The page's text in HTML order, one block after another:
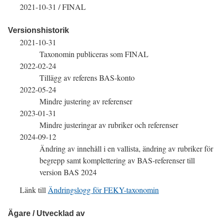
2021-10-31 /FINAL
Versionshistorik
2021-10-31
Taxonomin publiceras somFINAL
2022-02-24
Tillägg av referens BAS-konto
2022-05-24
Mindre justering av referenser
2023-01-31
Mindre justeringar av rubriker och referenser
2024-09-12
Ändring av innehåll i en vallista, ändring av rubriker för
begrepp samt komplettering avBAS-referenser till
versionBAS 2024
Länk till Ändringslogg för FEKY-taxonomin
Ägare / Utvecklad av